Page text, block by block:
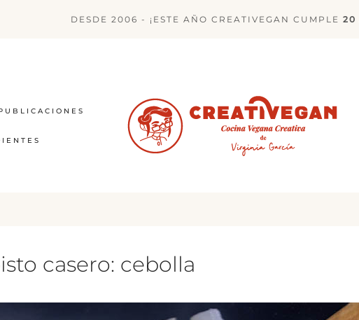
DESDE 2006 - ¡ESTE AÑO CREATIVEGAN CUMPLE 20
casero: cebolla